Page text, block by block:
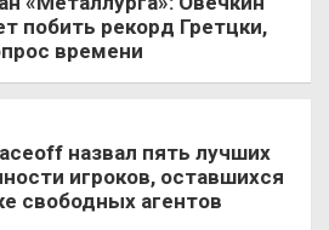
побить рекорд Гретцки,
времени
назвал пять лучших
игроков, оставшихся
свободных агентов